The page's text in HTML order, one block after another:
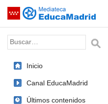
Saltar navegación
Palabra o frase:
Inicio
Canal EducaMadrid
Últimos contenidos